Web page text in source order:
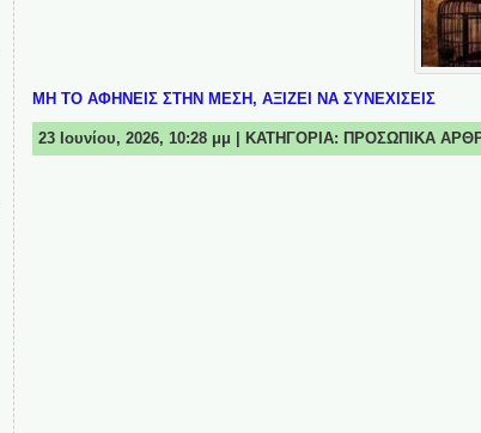
ΜΗ ΤΟ ΑΦΗΝΕΙΣ ΣΤΗΝ ΜΕΣΗ, ΑΞΙΖΕΙ ΝΑ ΣΥΝΕΧΙΣΕΙΣ
23 Ιουνίου, 2026, 10:28 μμ | ΚΑΤΗΓΟΡΙΑ: ΠΡΟΣΩΠΙΚΑ